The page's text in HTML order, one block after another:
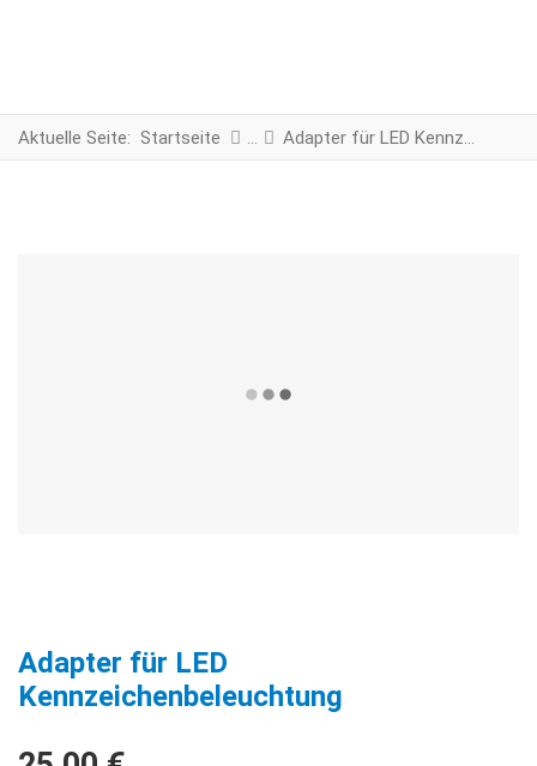
Aktuelle Seite: Startseite Adapter für LED Kennzeichenbeleuchtung
Adapter für LED
Kennzeichenbeleuchtung